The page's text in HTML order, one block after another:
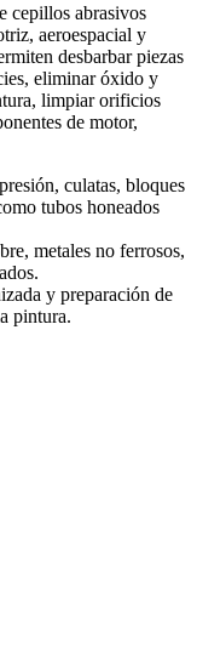
cepillos abrasivos
aeroespacial y
desbarbar piezas
eliminar óxido y
limpiar orificios
de motor,
culatas, bloques
tubos honeados
metales no ferrosos,
y preparación de
pintura.